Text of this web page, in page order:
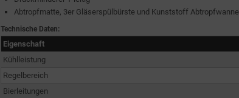
Abtropfmatte, 3er Gläserspülbürste und Kunststoff Abtropfwanne
Technische Daten:
Eigenschaft
Kühlleistung
Regelbereich
Bierleitungen